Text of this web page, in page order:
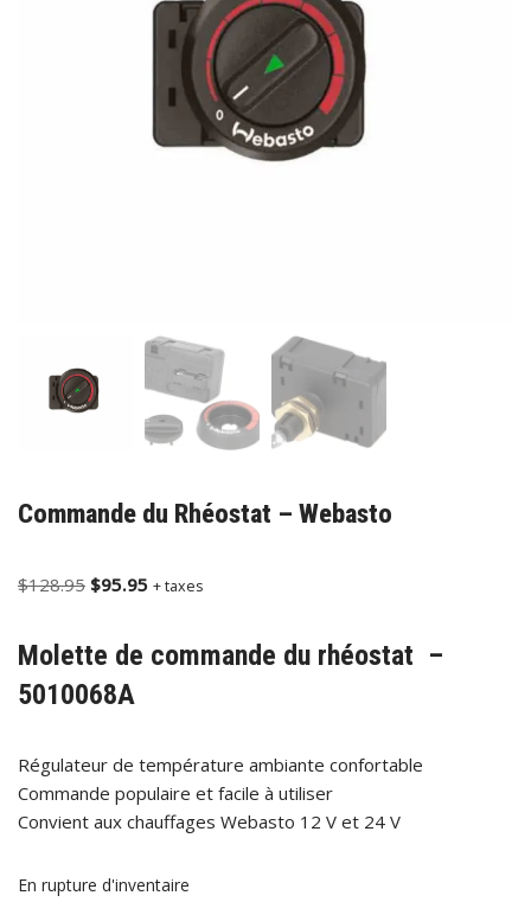
Commande du Rhéostat – Webasto
$128.95 $95.95 + taxes
Molette de commande du rhéostat –
5010068A
Régulateur de température ambiante confortable
Commande populaire et facile à utiliser
Convient aux chauffages Webasto 12 V et 24 V
En rupture d'inventaire